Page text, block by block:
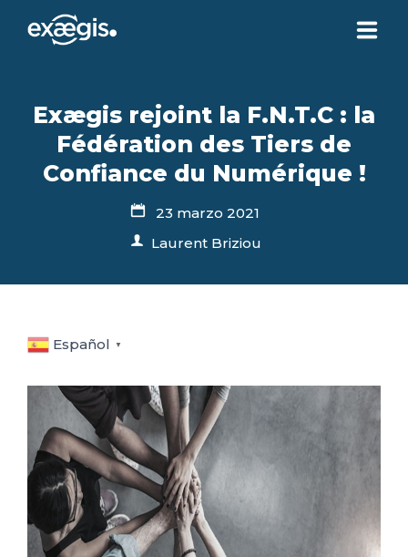
NUESTRAS OFERTAS
ES FR
Exægis rejoint la F.N.T.C : la
Fédération des Tiers de
Confiance du Numérique !
23 marzo 2021
Laurent Briziou
Español ▼